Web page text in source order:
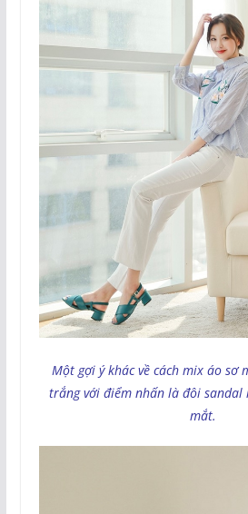
Một gợi ý khác về cách mix áo sơ
trắng với điểm nhấn là đôi
mắt.